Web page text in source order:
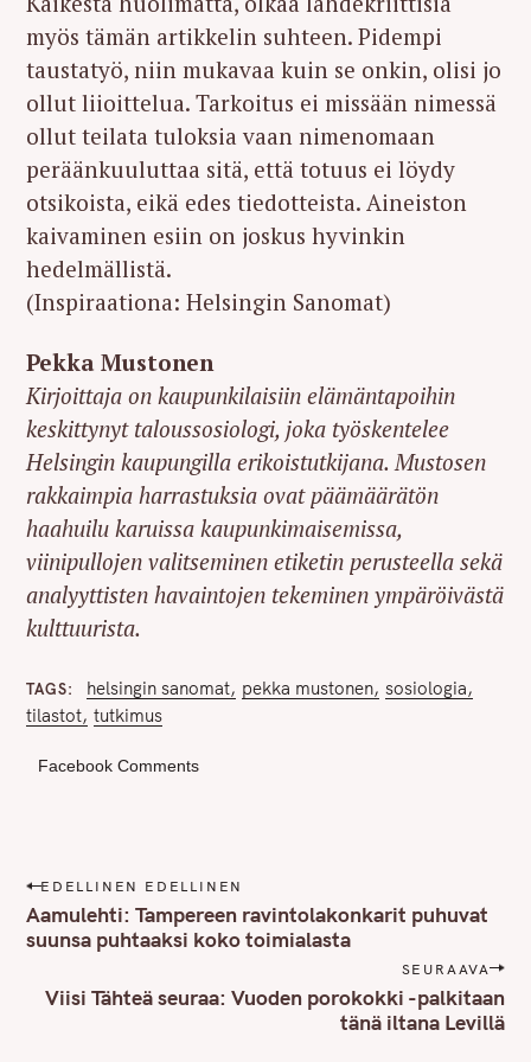
myös tämän artikkelin suhteen. Pidempi
taustatyö, niin mukavaa kuin se onkin, olisi jo
ollut liioittelua. Tarkoitus ei missään nimessä
ollut teilata tuloksia vaan nimenomaan
peräänkuuluttaa sitä, että totuus ei löydy
otsikoista, eikä edes tiedotteista. Aineiston
kaivaminen esiin on joskus hyvinkin
hedelmällistä.
(Inspiraationa: Helsingin Sanomat)
Pekka Mustonen
Kirjoittaja on kaupunkilaisiin elämäntapoihin
keskittynyt taloussosiologi, joka työskentelee
Helsingin kaupungilla erikoistutkijana. Mustosen
rakkaimpia harrastuksia ovat päämäärätön
haahuilu karuissa kaupunkimaisemissa,
viinipullojen valitseminen etiketin perusteella sekä
analyyttisten havaintojen tekeminen ympäröivästä
kulttuurista.
TAGS helsingin sanomat pekka mustonen sosiologia
tilastot tutkimus
Facebook Comments
P
o
s
EDELLINEN EDELLINEN
Aamulehti: Tampereen ravintolakonkarit puhuvat
suunsa puhtaaksi koko toimialasta
SEURAAVA
Viisi Tähteä seuraa: Vuoden porokokki -palkitaan
tänä iltana Levillä
r
c
h
f
o
r
: